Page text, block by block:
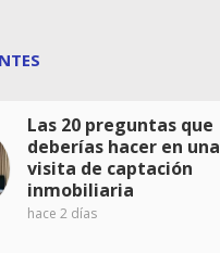
Las 20 preguntas que
deberías hacer en una
visita de captación
inmobiliaria
hace 2 días